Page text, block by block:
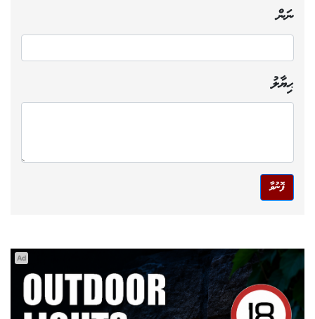
ނަން
ޙިޔާލު
ފޮނުވާ
Ad